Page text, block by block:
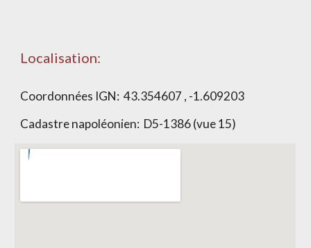
Localisation:
Coordonnées IGN:43.354607 , -1.609203
Cadastre napoléonien: D5-1386 (vue 15)